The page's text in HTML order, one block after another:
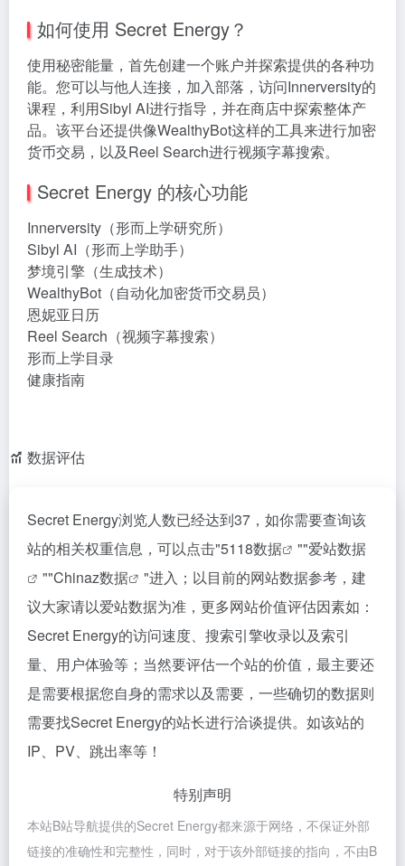
如何使用 Secret Energy？
使用秘密能量，首先创建一个账户并探索提供的各种功
能。您可以与他人连接，加入部落，访问Innerversity的
课程，利用Sibyl AI进行指导，并在商店中探索整体产
品。该平台还提供像WealthyBot这样的工具来进行加密
货币交易，以及Reel Search进行视频字幕搜索。
Secret Energy 的核心功能
Innerversity（形而上学研究所）
Sibyl AI（形而上学助手）
梦境引擎（生成技术）
WealthyBot（自动化加密货币交易员）
恩妮亚日历
Reel Search（视频字幕搜索）
形而上学目录
健康指南
数据评估
Secret Energy浏览人数已经达到37，如你需要查询该
站的相关权重信息，可以点击"5118数据 ""爱站数据
""Chinaz数据
"进入；以目前的网站数据参考，建
议大家请以爱站数据为准，更多网站价值评估因素如：
Secret Energy的访问速度、搜索引擎收录以及索引
量、用户体验等；当然要评估一个站的价值，最主要还
是需要根据您自身的需求以及需要，一些确切的数据则
需要找Secret Energy的站长进行洽谈提供。如该站的
IP、PV、跳出率等！
特别声明
本站B站导航提供的Secret Energy都来源于网络，不保证外部
链接的准确性和完整性，同时，对于该外部链接的指向，不由B